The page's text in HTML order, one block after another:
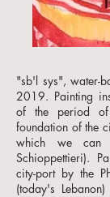
"sb'l sys", water-
2019. Painting
of the period of
foundation of the
which we
Schioppettieri).
city-port by the
(today's